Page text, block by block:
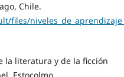
Chile.
files/
la literatura y de la ficción